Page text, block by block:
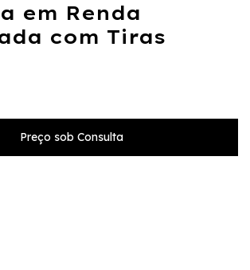
em Renda
com Tiras